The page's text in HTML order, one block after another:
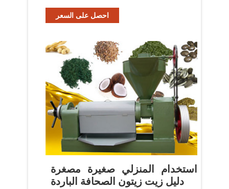
احصل على السعر
استخدام المنزلي صغيرة مصغرة
دليل زيت زيتون الصحافة الباردة